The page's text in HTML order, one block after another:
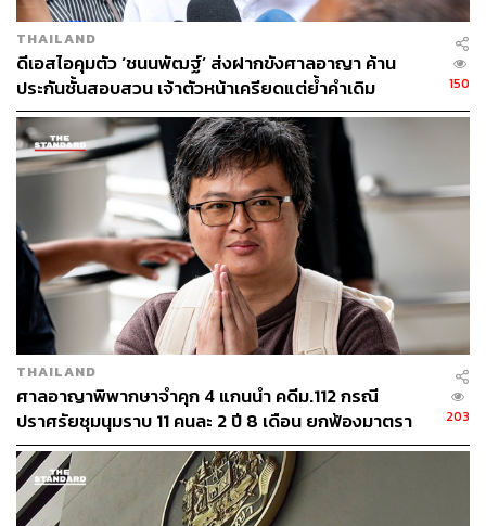
THAILAND
​ดีเอสไอคุมตัว ‘ชนนพัฒฐ์’ ส่งฝากขังศาลอาญา ค้าน
ประกันชั้นสอบสวน เจ้าตัวหน้าเครียดแต่ย้ำคำเดิม
“บริสุทธิ์-ปฏิเสธทุกข้อหา”
150
THAILAND
ศาลอาญาพิพากษาจำคุก 4 แกนนำ คดีม.112 กรณี
ปราศรัยชุมนุมราบ 11 คนละ 2 ปี 8 เดือน ยกฟ้องมาตรา
116 ‘ทราย
203